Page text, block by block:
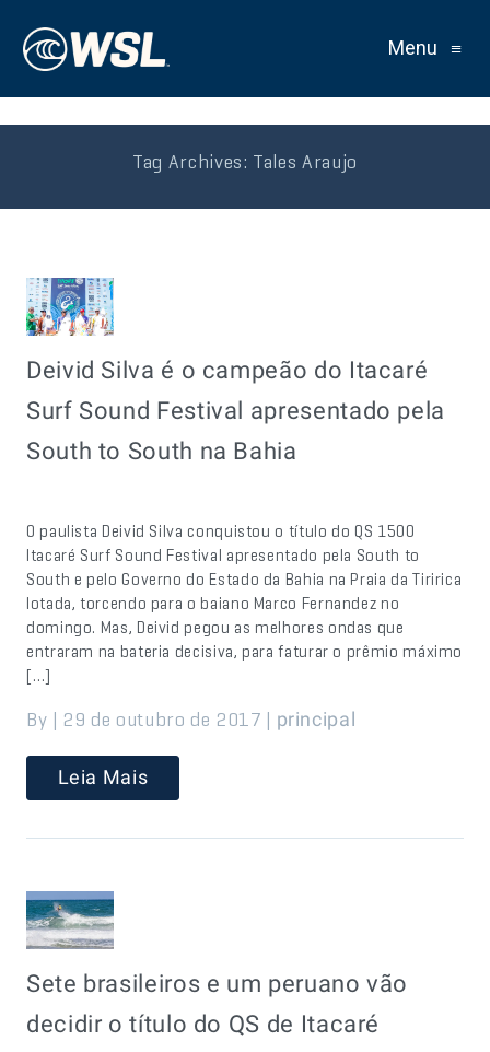
Menu ≡
Tag Archives: Tales Araujo
Deivid Silva é o campeão do Itacaré
Surf Sound Festival apresentado pela
South to South na Bahia
O paulista Deivid Silva conquistou o título do QS 1500
Itacaré Surf Sound Festival apresentado pela South to
South e pelo Governo do Estado da Bahia na Praia da Tiririca
lotada, torcendo para o baiano Marco Fernandez no
domingo. Mas, Deivid pegou as melhores ondas que
entraram na bateria decisiva, para faturar o prêmio máximo
[…]
By | 29 de outubro de 2017 | principal
Leia Mais
Sete brasileiros e um peruano vão
decidir o título do QS de Itacaré